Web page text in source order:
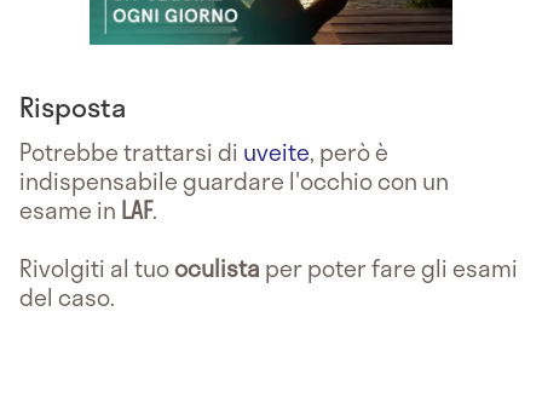
Risposta
Potrebbe trattarsi di uveite, però è
indispensabile guardare l'occhio con un
esame in LAF.
Rivolgiti al tuooculista per poter fare gli esami
del caso.